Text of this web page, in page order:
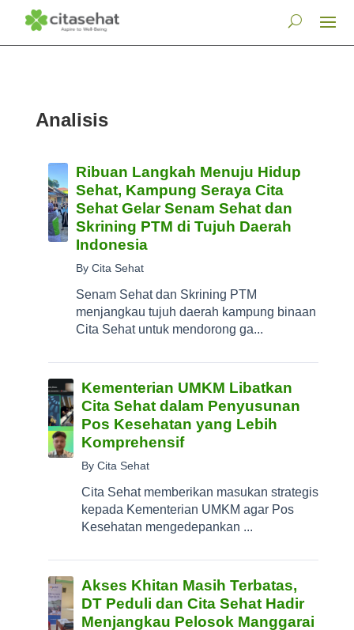
Analisis
Ribuan Langkah Menuju Hidup
Sehat, Kampung Seraya Cita
Sehat Gelar Senam Sehat dan
Skrining PTM di Tujuh Daerah
Indonesia
By Cita Sehat
Senam Sehat dan Skrining PTM
menjangkau tujuh daerah kampung binaan
Cita Sehat untuk mendorong ga...
Kementerian UMKM Libatkan
Cita Sehat dalam Penyusunan
Pos Kesehatan yang Lebih
Komprehensif
By Cita Sehat
Cita Sehat memberikan masukan strategis
kepada Kementerian UMKM agar Pos
Kesehatan mengedepankan ...
Akses Khitan Masih Terbatas,
DT Peduli dan Cita Sehat Hadir
Menjangkau Pelosok Manggarai